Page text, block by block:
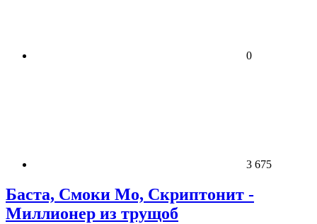
0
3 675
Баста, Смоки Мо, Скриптонит -
Миллионер из трущоб